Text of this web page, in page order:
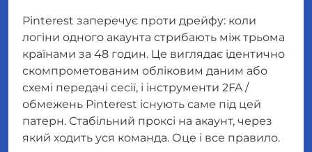
Pinterest заперечує проти дрейфу: коли
логіни одного акаунта стрибають між трьома
країнами за 48 годин. Це виглядає ідентично
скомпрометованим обліковим даним або
схемі передачі сесії, і інструменти 2FA /
обмежень Pinterest існують саме під цей
патерн. Стабільний проксі на акаунт, через
який ходить уся команда. Оце і все правило.